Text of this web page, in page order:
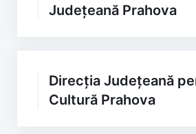
Județeană Prahova
Direcția Județeană
Cultură Prahova